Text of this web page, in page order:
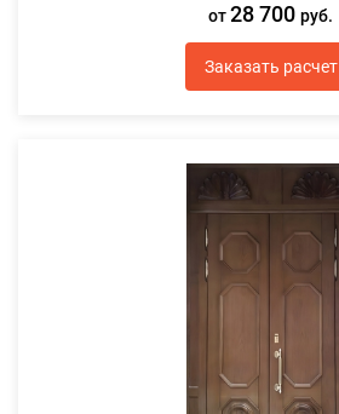
от28 700руб.
Заказать расчет